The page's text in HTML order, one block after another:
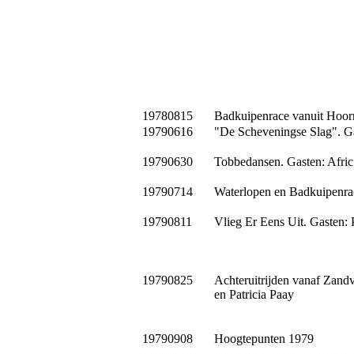
19780815
Badkuipenrace vanuit
19790616
"De Scheveningse Slag".
19790630 Tobbedansen. Gasten:
19790714 Waterlopen en
19790811 Vlieg Er Eens Uit. Gasten:
19790825
Achteruitrijden vanaf
en Patricia Paay
19790908
Hoogtepunten 1979